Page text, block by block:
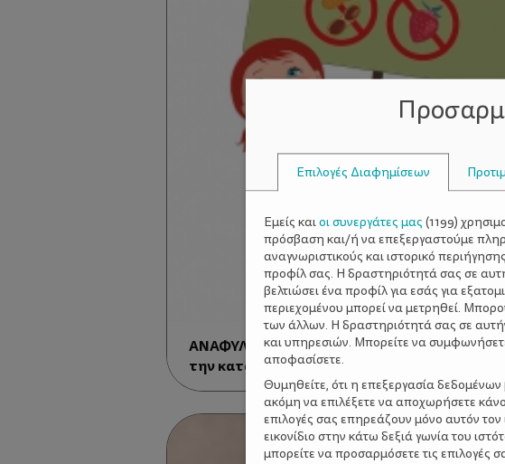
ΑΝΑΦΥΛΑΞΙΑ: Όλα όσα πρέπει να ξέρετε για
την κατάσταση έκτακτης ανάγκης.
Επιλογές Διαφημίσεων
Εμείς καιοι συνεργάτες μας (1199)
πρόσβαση και/ή να επεξεργαστούμε
αναγνωριστικούς και ιστορικό
προφίλ σας. Η δραστηριότητά σας σε
βελτιώσει ένα προφίλ για εσάς για
περιεχομένου μπορεί να μετρηθεί.
των άλλων. Η δραστηριότητά σας σε
και υπηρεσιών. Μπορείτε να
αποφασίσετε.
Θυμηθείτε, ότι η επεξεργασία
ακόμη να επιλέξετε να αποχωρήσετε
επιλογές σας επηρεάζουν μόνο αυτόν
εικονίδιο στην κάτω δεξιά γωνία του
μπορείτε να προσαρμόσετε τις επιλογές